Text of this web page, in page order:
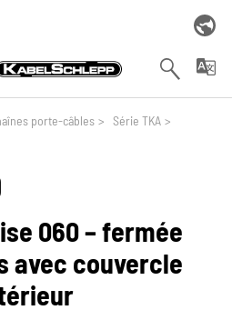
porte-câbles > Série TKA >
060 – fermée
avec couvercle